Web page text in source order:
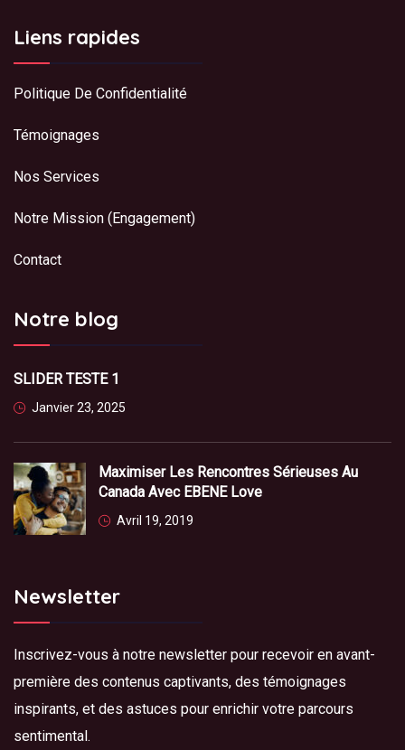
Liens rapides
Politique De Confidentialité
Témoignages
Nos Services
Notre Mission (Engagement)
Contact
Notre blog
SLIDER TESTE 1
Janvier 23, 2025
Maximiser Les Rencontres Sérieuses Au
Canada Avec EBENE Love
Avril 19, 2019
Newsletter
Inscrivez-vous à notre newsletter pour recevoir en avant-
première des contenus captivants, des témoignages
inspirants, et des astuces pour enrichir votre parcours
sentimental.